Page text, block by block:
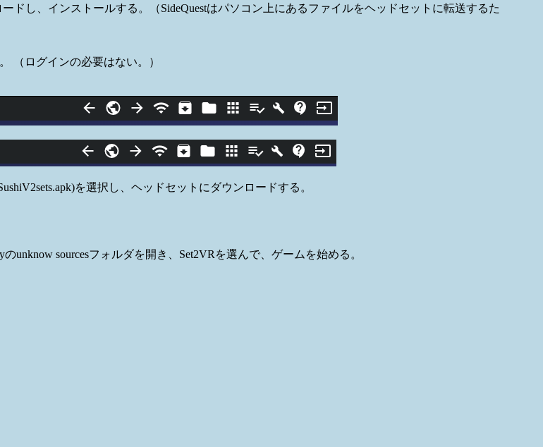
ドし、インストールする。（SideQuestはパソコン上にあるファイルをヘッドセットに転送するた
（ログインの必要はない。）
を選択し、ヘッドセットにダウンロードする。
sourcesフォルダを開き、Set2VRを選んで、ゲームを始める。